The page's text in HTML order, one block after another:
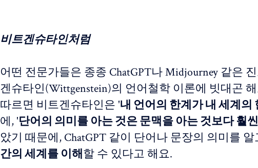
비트겐슈타인처럼
어떤 전문가들은 종종 ChatGPT나 Midjourney 같은
겐슈타인(Wittgenstein)의 언어철학 이론에 빗대곤
따르면 비트겐슈타인은 '내 언어의 한계가 내 세계의
에, '단어의 의미를 아는 것은 문맥을 아는 것보다 훨
았기 때문에, ChatGPT 같이 단어나 문장의 의미를
간의 세계를 이해할 수 있다고 해요.